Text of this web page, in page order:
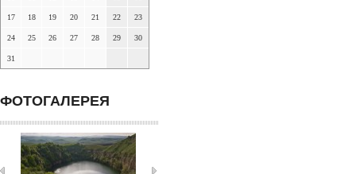
17 18 19 20 21 22 23
24 25 26 27 28 29 30
31
ФОТОГАЛЕРЕЯ